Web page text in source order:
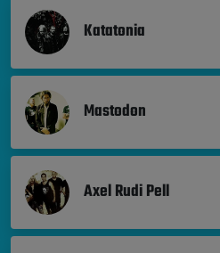
Katatonia
Mastodon
Axel Rudi Pell